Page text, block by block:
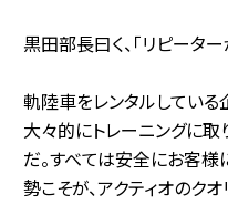
黒田部長曰く、「リピータ
軌陸車をレンタルしている
大々的にトレーニングに取
だ。すべては安全にお客様
勢こそが、アクティオのク